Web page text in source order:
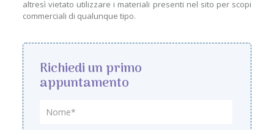
altresì vietato utilizzare i materiali presenti nel sito per scopi
commerciali di qualunque tipo.
Richiedi un primo
appuntamento